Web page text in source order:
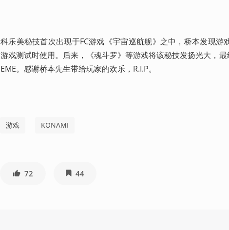
科乐美秘技首次出现于FC游戏《宇宙巡航舰》之中，桥本发现
游戏测试时使用。后来，《魂斗罗》等游戏将该秘技发扬光大，
EME。感谢桥本先生带给玩家的欢乐，R.I.P。
游戏 KONAMI
72 44